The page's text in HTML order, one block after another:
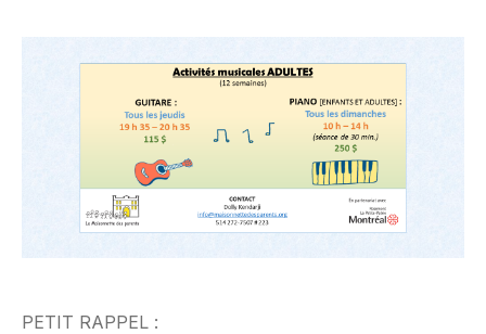
PETIT RAPPEL :